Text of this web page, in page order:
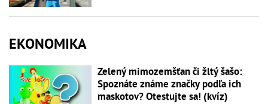
EKONOMIKA
Zelený mimozemšťan či žltý šašo:
Spoznáte známe značky podľa ich
maskotov? Otestujte sa! (kvíz)